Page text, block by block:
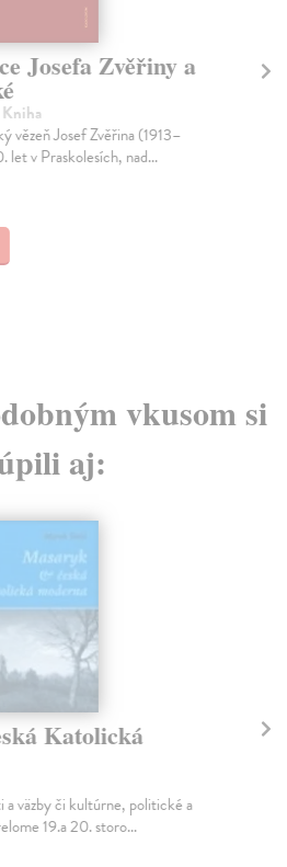
Josefa Zvěřiny a
Kniha
vězeň Josef Zvěřina (1913–
let v Praskolesích, nad...
vkusom si
aj:
Katolická
a väzby či kultúrne, politické a
19.a 20. storo...